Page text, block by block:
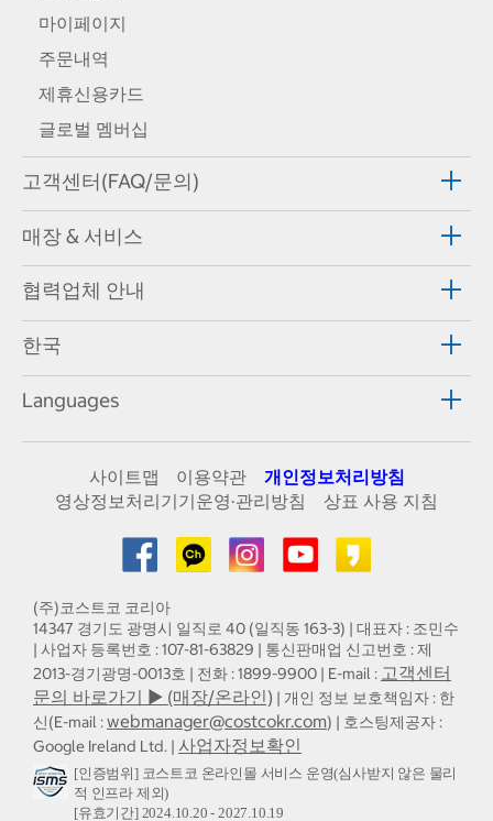
마이페이지
주문내역
제휴신용카드
글로벌 멤버십
고객센터(FAQ/문의)
매장 & 서비스
협력업체 안내
한국
Languages
사이트맵 이용약관
개인정보처리방침
영상정보처리기기운영·관리방침
상표 사용 지침
(주)코스트코 코리아
14347 경기도 광명시 일직로 40 (일직동 163-3) | 대표자 : 조민수
| 사업자 등록번호 : 107-81-63829 | 통신판매업 신고번호 : 제
2013-경기광명-0013호 | 전화 : 1899-9900 | E-mail : 고객센터
문의 바로가기 ▶ (매장/온라인) | 개인 정보 보호책임자 : 한
신(E-mail :webmanager@costcokr.com) | 호스팅제공자 :
Google Ireland Ltd. | 사업자정보확인
[인증범위] 코스트코 온라인몰 서비스 운영(심사받지 않은 물리
적 인프라 제외)
[유효기간] 2024.10.20 - 2027.10.19